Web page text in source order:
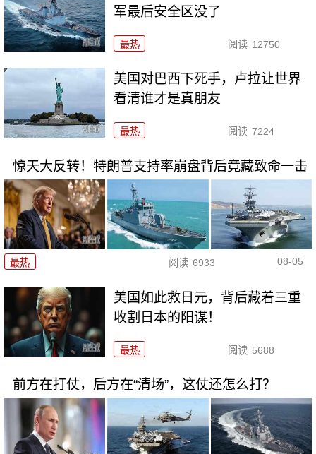
军最后安全区没了
最热 阅读 12750
美国对巴西下死手，卢拉让世界
看清谁才是真朋友
最热 阅读 7224
惊天大反转！特朗普支持率崩盘背后竟藏致命一击
最热 阅读 6933 08-05
美国如此救日元，背后藏着三重
收割日本的阳谋！
最热 阅读 5688
前方在打仗，后方在“清场”，这仗还怎么打？